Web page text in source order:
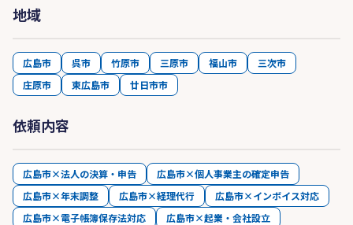
地域
広島市 呉市 竹原市 三原市 福山市
三次市
庄原市
東広島市 廿日市市
依頼内容
広島市×法人の決算・申告
広島市×個人事業主の確定申告
広島市×年末調整
広島市×経理代行
広島市×インボイス対応
広島市×電子帳簿保存法対応
広島市×起業・会社設立